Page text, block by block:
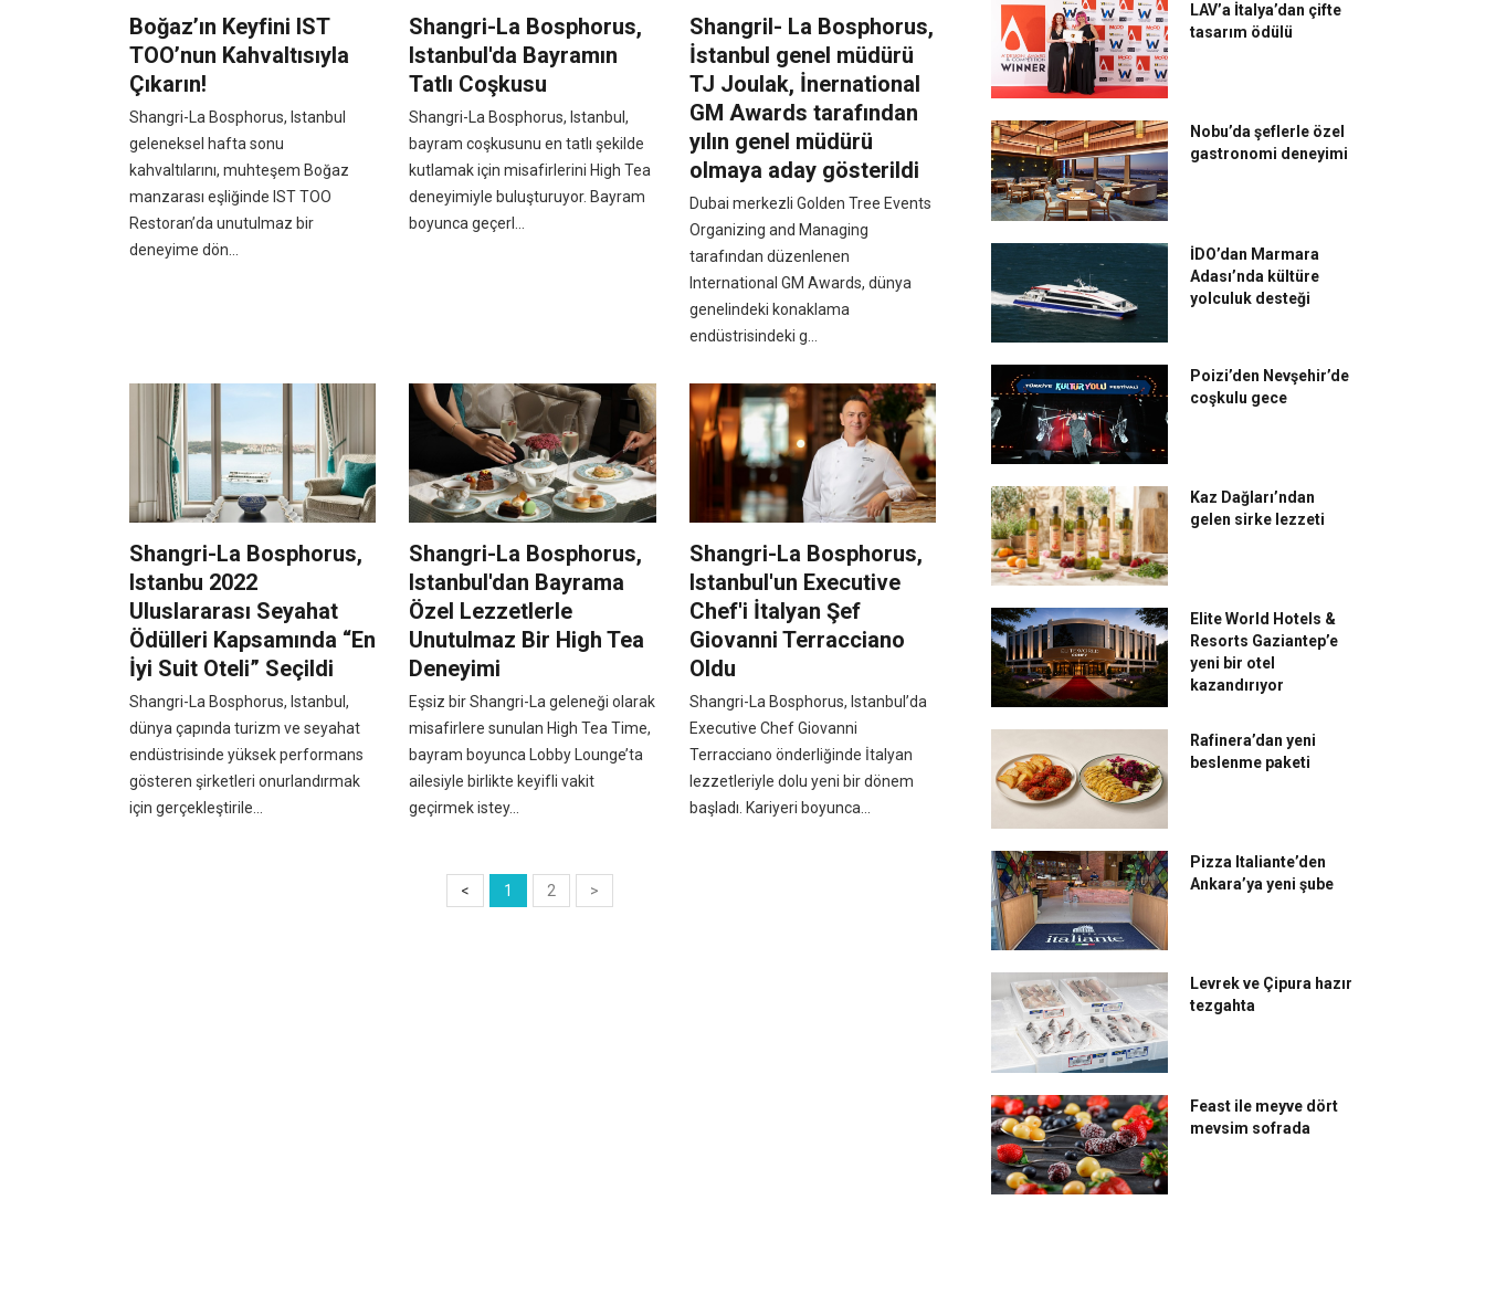
Boğaz’ın Keyfini IST
TOO’nun Kahvaltısıyla
Çıkarın!
Shangri-La Bosphorus, Istanbul
geleneksel hafta sonu
kahvaltılarını, muhteşem Boğaz
manzarası eşliğinde IST TOO
Restoran’da unutulmaz bir
deneyime dön...
Shangri-La Bosphorus,
Istanbul'da Bayramın
Tatlı Coşkusu
Shangri-La Bosphorus, Istanbul,
bayram coşkusunu en tatlı şekilde
kutlamak için misafirlerini High Tea
deneyimiyle buluşturuyor. Bayram
boyunca geçerl...
Shangril- La Bosphorus,
İstanbul genel müdürü
TJ Joulak, İnernational
GM Awards tarafından
yılın genel müdürü
olmaya aday gösterildi
Dubai merkezli Golden Tree Events
Organizing and Managing
tarafından düzenlenen
International GM Awards, dünya
genelindeki konaklama
endüstrisindeki g...
Shangri-La Bosphorus,
Istanbu 2022
Uluslararası Seyahat
Ödülleri Kapsamında “En
İyi Suit Oteli” Seçildi
Shangri-La Bosphorus, Istanbul,
dünya çapında turizm ve seyahat
endüstrisinde yüksek performans
gösteren şirketleri onurlandırmak
için gerçekleştirile...
Shangri-La Bosphorus,
Istanbul'dan Bayrama
Özel Lezzetlerle
Unutulmaz Bir High Tea
Deneyimi
Eşsiz bir Shangri-La geleneği olarak
misafirlere sunulan High Tea Time,
bayram boyunca Lobby Lounge’ta
ailesiyle birlikte keyifli vakit
geçirmek istey...
Shangri-La Bosphorus,
Istanbul'un Executive
Chef'i İtalyan Şef
Giovanni Terracciano
Oldu
Shangri-La Bosphorus, Istanbul’da
Executive Chef Giovanni
Terracciano önderliğinde İtalyan
lezzetleriyle dolu yeni bir dönem
başladı. Kariyeri boyunca...
< 1 2 >
LAV’a İtalya’dan çifte
tasarım ödülü
Nobu’da şeflerle özel
gastronomi deneyimi
İDO’dan Marmara
Adası’nda kültüre
yolculuk desteği
Poizi’den Nevşehir’de
coşkulu gece
Kaz Dağları’ndan
gelen sirke lezzeti
Elite World Hotels &
Resorts Gaziantep’e
yeni bir otel
kazandırıyor
Rafinera’dan yeni
beslenme paketi
Pizza Italiante’den
Ankara’ya yeni şube
Levrek ve Çipura hazır
tezgahta
Feast ile meyve dört
mevsim sofrada